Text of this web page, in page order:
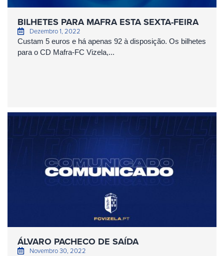
BILHETES PARA MAFRA ESTA SEXTA-FEIRA
Dezembro 1, 2022
Custam 5 euros e há apenas 92 à disposição. Os bilhetes
para o CD Mafra-FC Vizela,...
ÁLVARO PACHECO DE SAÍDA
Novembro 30, 2022